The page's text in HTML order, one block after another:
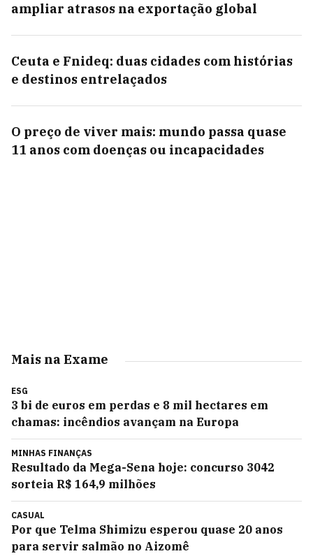
ampliar atrasos na exportação global
Ceuta e Fnideq: duas cidades com histórias
e destinos entrelaçados
O preço de viver mais: mundo passa quase
11 anos com doenças ou incapacidades
Mais na Exame
ESG
3 bi de euros em perdas e 8 mil hectares em
chamas: incêndios avançam na Europa
MINHAS FINANÇAS
Resultado da Mega-Sena hoje: concurso 3042
sorteia R$ 164,9 milhões
CASUAL
Por que Telma Shimizu esperou quase 20 anos
para servir salmão no Aizomê